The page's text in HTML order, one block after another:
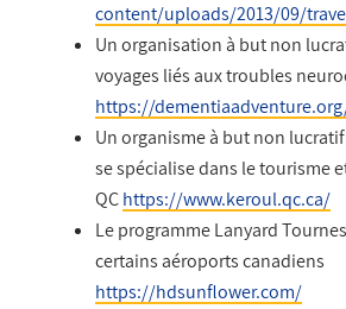
content/uploads/2013/09/
Un organisation à but non
voyages liés aux troubles
https://
Un organisme à but non
se spécialise dans le tourisme
QChttps://www.keroul.qc.ca/
Le programme Lanyard
certains aéroports canadiens
https://hdsunflower.com/